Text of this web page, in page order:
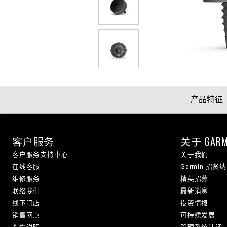
产品特征
客户服务
客户服务支持中心
在线客服
维修服务
联络我们
线下门店
销售网点
关于
关于我们
Garmin 招贤
精英招募
最新消息
投资情报
可持续发展